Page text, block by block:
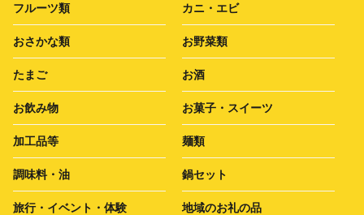
フルーツ類 カニ・エビ
おさかな類 お野菜類
たまご お酒
お飲み物 お菓子・スイーツ
加工品等 麺類
調味料・油 鍋セット
旅行・イベント・体験 地域のお礼の品